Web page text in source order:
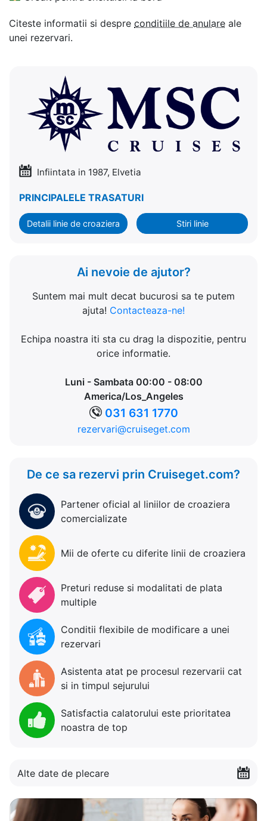
Citeste informatii si despre conditiile de anulare ale
unei rezervari.
Infiintata in 1987, Elvetia
PRINCIPALELE TRASATURI
Detalii linie de croaziera Stiri linie
Ai nevoie de ajutor?
Suntem mai mult decat bucurosi sa te putem
ajuta! Contacteaza-ne!
Echipa noastra iti sta cu drag la dispozitie, pentru
orice informatie.
Luni - Sambata 00:00 - 08:00
America/Los_Angeles
031 631 1770
rezervari@cruiseget.com
De ce sa rezervi prin Cruiseget.com?
Partener oficial al liniilor de croaziera
comercializate
Mii de oferte cu diferite linii de croaziera
Preturi reduse si modalitati de plata
multiple
Conditii flexibile de modificare a unei
rezervari
Asistenta atat pe procesul rezervarii cat
si in timpul sejurului
Satisfactia calatorului este prioritatea
noastra de top
Alte date de plecare